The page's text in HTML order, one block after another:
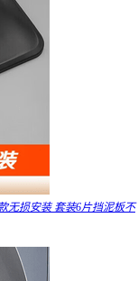
无损安装 套装6片挡泥板不